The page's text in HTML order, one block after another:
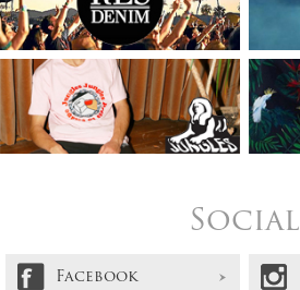
Social
Facebook